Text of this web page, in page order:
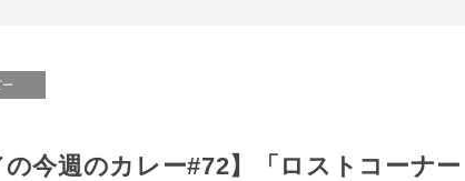
今週のカレー#72】「ロストコーナー